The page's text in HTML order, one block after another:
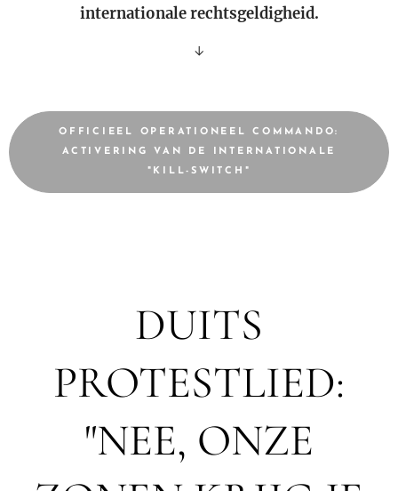
internationale rechtsgeldigheid.
↓
OFFICIEEL OPERATIONEEL COMMANDO:
ACTIVERING VAN DE INTERNATIONALE
"KILL-SWITCH"
DUITS
PROTESTLIED:
"NEE, ONZE